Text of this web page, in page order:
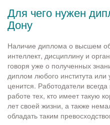
Для чего нужен
Дону
Наличие диплома о высшем
интеллект, дисциплину и
говоря уже о полученных
диплом любого института или
ценится. Работодатели
работе тех, кто имеет такую
лет своей жизни, а также
обладать таким